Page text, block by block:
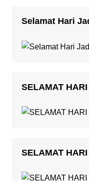
Selamat Hari
SELAMAT
SELAMAT